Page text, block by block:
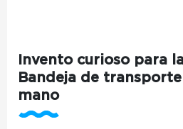
Invento curioso para
Bandeja de
mano